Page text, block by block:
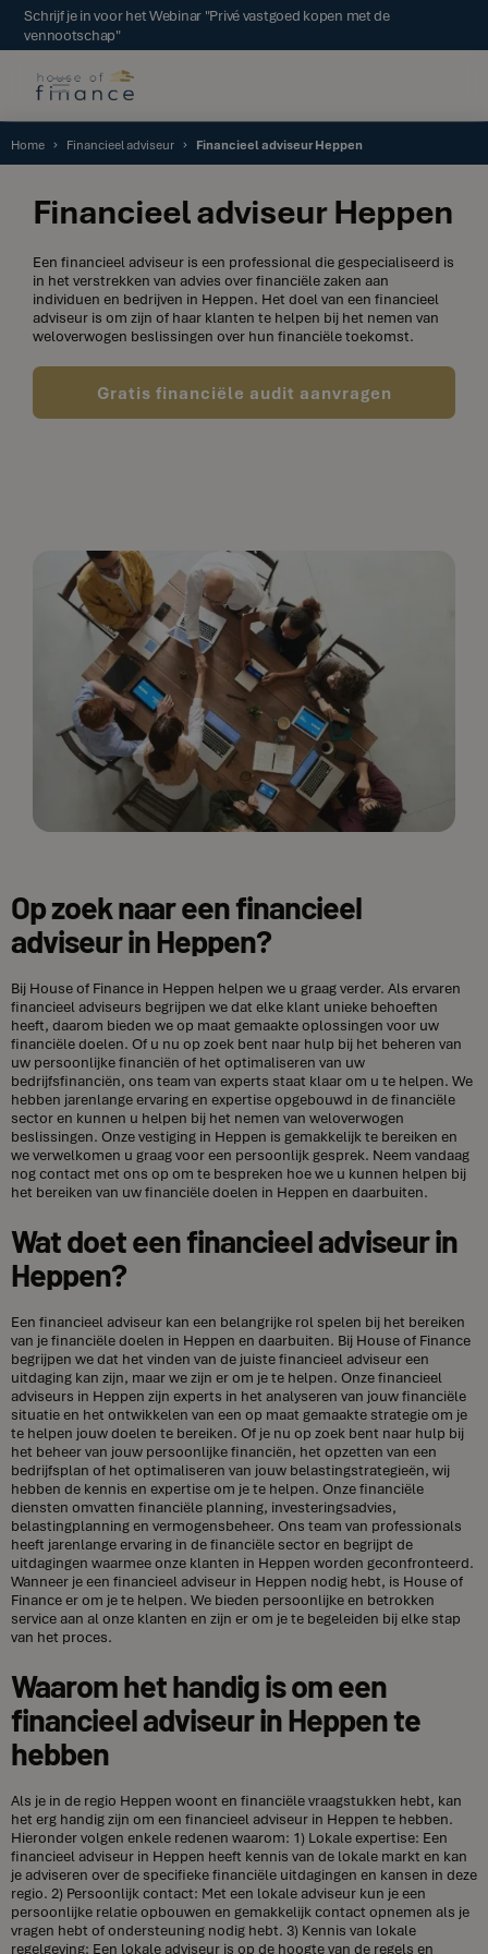
Schrijf je in voor het Webinar "Privé vastgoed kopen met de
vennootschap"
Home Financieel adviseur Financieel adviseur Heppen
Financieel adviseur Heppen
Een financieel adviseur is een professional die gespecialiseerd is
in het verstrekken van advies over financiële zaken aan
individuen en bedrijven in Heppen. Het doel van een financieel
adviseur is om zijn of haar klanten te helpen bij het nemen van
weloverwogen beslissingen over hun financiële toekomst.
Gratis financiële audit aanvragen
Op zoek naar een financieel
adviseur in Heppen?
Bij House of Finance in Heppen helpen we u graag verder. Als ervaren
financieel adviseurs begrijpen we dat elke klant unieke behoeften
heeft, daarom bieden we op maat gemaakte oplossingen voor uw
financiële doelen. Of u nu op zoek bent naar hulp bij het beheren van
uw persoonlijke financiën of het optimaliseren van uw
bedrijfsfinanciën, ons team van experts staat klaar om u te helpen. We
hebben jarenlange ervaring en expertise opgebouwd in de financiële
sector en kunnen u helpen bij het nemen van weloverwogen
beslissingen. Onze vestiging in Heppen is gemakkelijk te bereiken en
we verwelkomen u graag voor een persoonlijk gesprek. Neem vandaag
nog contact met ons op om te bespreken hoe we u kunnen helpen bij
het bereiken van uw financiële doelen in Heppen en daarbuiten.
Wat doet een financieel adviseur in
Heppen?
Een financieel adviseur kan een belangrijke rol spelen bij het bereiken
van je financiële doelen in Heppen en daarbuiten. Bij House of Finance
begrijpen we dat het vinden van de juiste financieel adviseur een
uitdaging kan zijn, maar we zijn er om je te helpen. Onze financieel
adviseurs in Heppen zijn experts in het analyseren van jouw financiële
situatie en het ontwikkelen van een op maat gemaakte strategie om je
te helpen jouw doelen te bereiken. Of je nu op zoek bent naar hulp bij
het beheer van jouw persoonlijke financiën, het opzetten van een
bedrijfsplan of het optimaliseren van jouw belastingstrategieën, wij
hebben de kennis en expertise om je te helpen. Onze financiële
diensten omvatten financiële planning, investeringsadvies,
belastingplanning en vermogensbeheer. Ons team van professionals
heeft jarenlange ervaring in de financiële sector en begrijpt de
uitdagingen waarmee onze klanten in Heppen worden geconfronteerd.
Wanneer je een financieel adviseur in Heppen nodig hebt, is House of
Finance er om je te helpen. We bieden persoonlijke en betrokken
service aan al onze klanten en zijn er om je te begeleiden bij elke stap
van het proces.
Waarom het handig is om een
financieel adviseur in Heppen te
hebben
Als je in de regio Heppen woont en financiële vraagstukken hebt, kan
het erg handig zijn om een financieel adviseur in Heppen te hebben.
Hieronder volgen enkele redenen waarom: 1) Lokale expertise: Een
financieel adviseur in Heppen heeft kennis van de lokale markt en kan
je adviseren over de specifieke financiële uitdagingen en kansen in deze
regio. 2) Persoonlijk contact: Met een lokale adviseur kun je een
persoonlijke relatie opbouwen en gemakkelijk contact opnemen als je
vragen hebt of ondersteuning nodig hebt. 3) Kennis van lokale
regelgeving: Een lokale adviseur is op de hoogte van de regels en